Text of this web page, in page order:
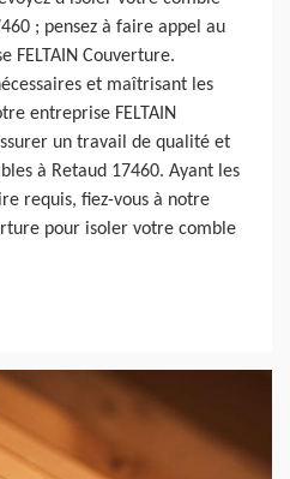
; pensez à faire appel au
FELTAIN Couverture.
et maîtrisant les
entreprise FELTAIN
un travail de qualité et
à Retaud 17460. Ayant les
requis, fiez-vous à notre
pour isoler votre comble